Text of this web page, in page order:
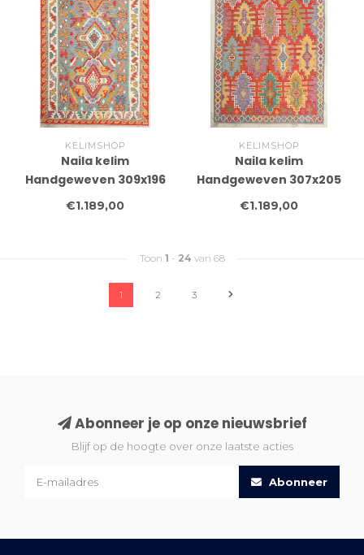
KELIMSHOP
Naila kelim
Handgeweven 309x196
cm Traditional Kelim
Tapijt Wol
€1.189,00
KELIMSHOP
Naila kelim
Handgeweven 307x205
cm Traditional Kelim
Tapijt Wol
€1.189,00
Toon 1 - 24 van 68
1 2 3
Abonneer je op onze nieuwsbrief
Blijf op de hoogte over onze laatste acties
Abonneer